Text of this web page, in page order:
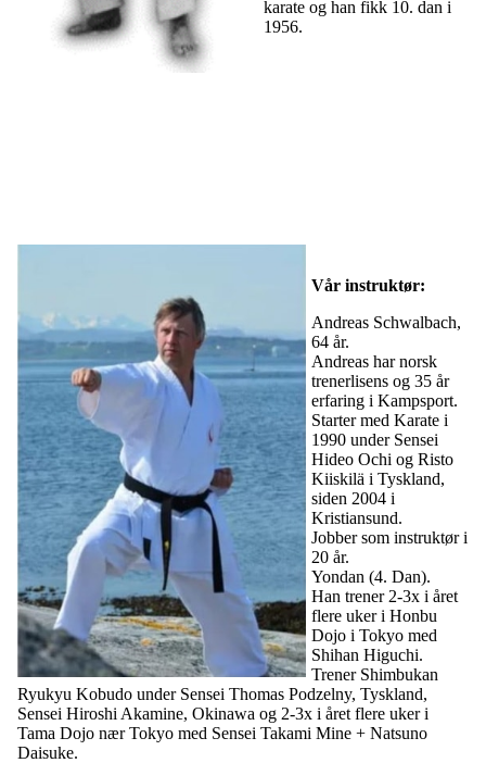
karate og han fikk 10. dan i
1956.
Vår instruktør:
Andreas Schwalbach,
64 år.
Andreas har norsk
trenerlisens og 35 år
erfaring i Kampsport.
Starter med Karate i
1990 under Sensei
Hideo Ochi og Risto
Kiiskilä i Tyskland,
siden 2004 i
Kristiansund.
Jobber som instruktør i
20 år.
Yondan (4. Dan).
Han trener 2-3x i året
flere uker i Honbu
Dojo i Tokyo med
Shihan Higuchi.
Trener Shimbukan
Ryukyu Kobudo under Sensei Thomas Podzelny, Tyskland,
Sensei Hiroshi Akamine, Okinawa og 2-3x i året flere uker i
Tama Dojo nær Tokyo med Sensei Takami Mine + Natsuno
Daisuke.